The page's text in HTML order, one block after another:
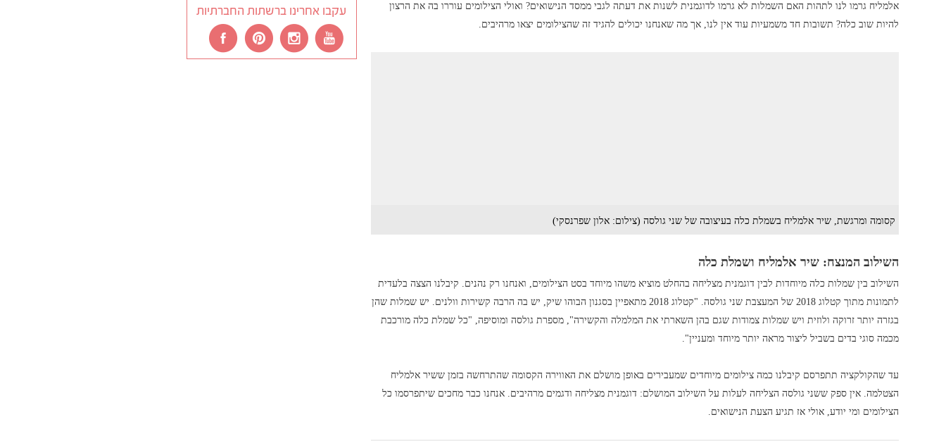
אלמליח גרמו לנו לתהות האם השמלות לא גרמו לדוגמנית לשנות את דעתה לגבי ממסד הנישואים? ואולי הצילומים עוררו בה את הרצון
להיות שוב כלה? תשובות חד משמעיות עוד אין לנו, אך מה שאנחנו יכולים להגיד זה שהצילומים יצאו מרהיבים.
קסומה ומרגשת, שיר אלמליח בשמלת כלה בעיצובה של שני גולסה (צילום: אלון שפרנסקי)
השילוב המנצח: שיר אלמליח ושמלת כלה
השילוב בין שמלות כלה מיוחדות לבין דוגמנית מצליחה בהחלט מוציא משהו מיוחד בסט הצילומים, ואנחנו רק נהנים. קיבלנו הצצה בלעדית
לתמונות מתוך קטלוג 2018 של המעצבת שני גולסה. "קטלוג 2018 מתאפיין בסגנון הבוהו שיק, יש בה הרבה קשירות וולנים. יש שמלות שהן
בגזרה יותר זרוקה ולוזית ויש שמלות צמודות שגם בהן השארתי את המלמלה והקשירה", מספרת גולסה ומוסיפה, "כל שמלת כלה מורכבת
מכמה סוגי בדים בשביל ליצור מראה יותר מיוחד ומעניין".
עד שהקולקציה תתפרסם קיבלנו כמה צילומים מיוחדים שמעבירים באופן מושלם את האווירה הקסומה שהתרחשה בזמן ששיר אלמליח
הצטלמה. אין ספק ששני גולסה הצליחה לעלות על השילוב המושלם: דוגמנית מצליחה ודגמים מרהיבים. אנחנו כבר מחכים שיתפרסמו כל
הצילומים ומי יודע, אולי אז תגיע הצעת הנישואים.
עקבו אחרינו ברשתות החברתיות